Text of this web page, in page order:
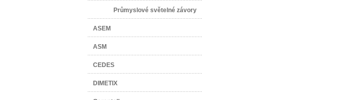
Průmyslové světelné závory
ASEM
ASM
CEDES
DIMETIX